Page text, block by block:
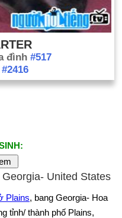
đình #517
#2416
Georgia- United States
Plains, bang Georgia- Hoa
tỉnh/ thành phố Plains,